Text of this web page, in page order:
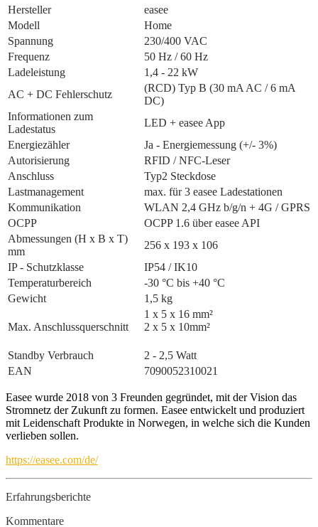
Hersteller
easee
Modell
Home
Spannung
230/400 VAC
Frequenz
50 Hz / 60 Hz
Ladeleistung
1,4 - 22 kW
AC + DC Fehlerschutz
(RCD) Typ B (30 mA AC / 6 mA
DC)
Informationen zum
Ladestatus
LED + easee App
Energiezähler
Ja - Energiemessung (+/- 3%)
Autorisierung
RFID / NFC-Leser
Anschluss
Typ2 Steckdose
Lastmanagement
max. für 3 easee Ladestationen
Kommunikation
WLAN 2,4 GHz b/g/n + 4G / GPRS
OCPP
OCPP 1.6 über easee API
Abmessungen (H x B x T)
mm
256 x 193 x 106
IP - Schutzklasse
IP54 / IK10
Temperaturbereich
-30 °C bis +40 °C
Gewicht
1,5 kg
Max. Anschlussquerschnitt
1 x 5 x 16 mm²
2 x 5 x 10mm²
Standby Verbrauch
2 - 2,5 Watt
EAN
7090052310021
Easee wurde 2018 von 3 Freunden gegründet, mit der Vision das
Stromnetz der Zukunft zu formen. Easee entwickelt und produziert
mit Leidenschaft Produkte in Norwegen, in welche sich die Kunden
verlieben sollen.
https://easee.com/de/
Erfahrungsberichte
Kommentare